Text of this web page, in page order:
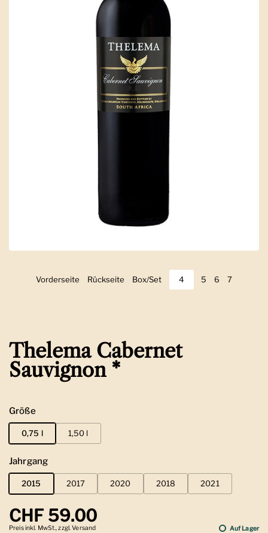
Zeige Folie 1
Vorderseite Zeige Folie 2
Rückseite Zeige Folie 3
Box/Set Zeige Folie 4
4 Zeige Folie 5
5 Zeige Folie 6
6 Zeige
7
Thelema Cabernet
Sauvignon *
Größe
0,75 l 1,50 l
Jahrgang
2015 2017 2020 2018 2021
Regulärer Preis
CHF 59.00
Preis inkl. MwSt., zzgl. Versand Auf Lager